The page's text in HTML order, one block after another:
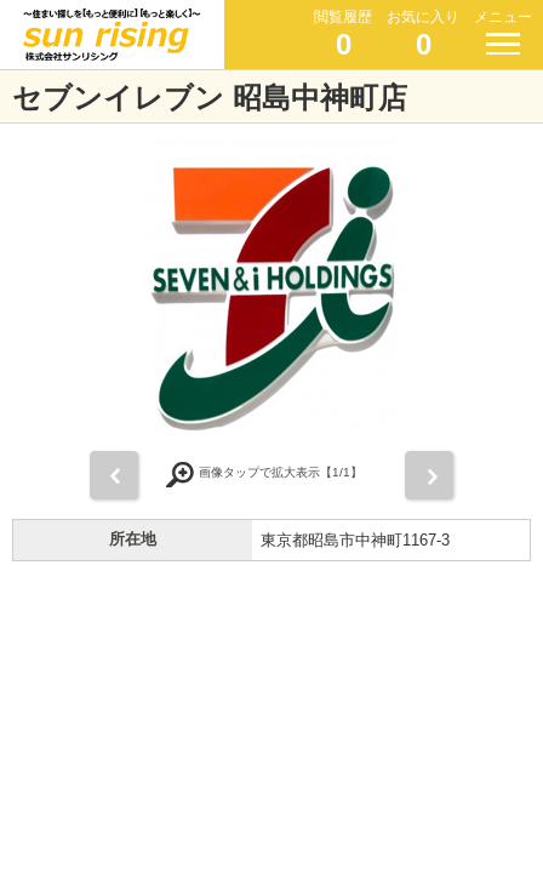
閲覧履歴
0
お気に入り
0
メニュー
セブンイレブン 昭島中神町店
画像タップで拡大表示【1/1】
所在地 東京都昭島市中神町1167-3